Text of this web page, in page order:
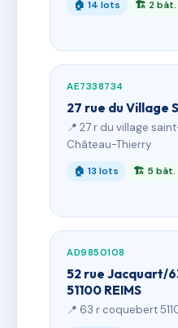
🏠 14 lots 🏗 2 bât.
AE7338734
27 rue du Village
📍 27 r du village
Château-Thierry
🏠 13 lots 🏗 5 bât.
AD9850108
52 rue Jacquart/
51100 REIMS
📍 63 r coquebert